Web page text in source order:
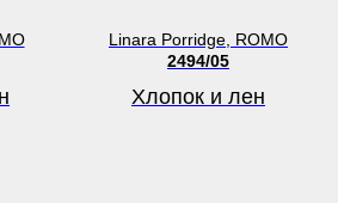
Linara Porridge, ROMO
2494/05
Хлопок и лен